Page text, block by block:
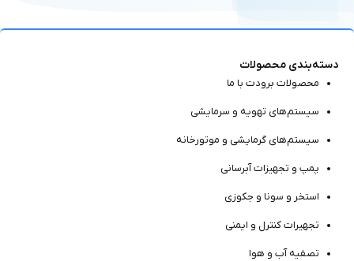
دسته‌بندی محصولات
محصولات برودت با ما
سیستم‌های تهویه و سرمایشی
سیستم‌های گرمایشی و موتور‌خانه
پمپ و تجهیزات آبرسانی
استخر و سونا و جکوزی
تجهیرات کنترل و ایمنی
تصفیه آب و هوا